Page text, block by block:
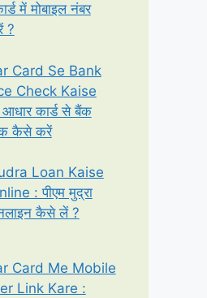
में मोबाइल नंबर
?
Card Se Bank
Check Kaise
कार्ड से बैंक
कैसे करें
Loan Kaise
: पीएम मुद्रा
कैसे लें ?
Card Me Mobile
Link Kare :